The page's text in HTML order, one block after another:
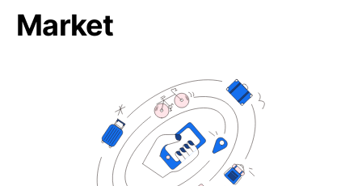
Market